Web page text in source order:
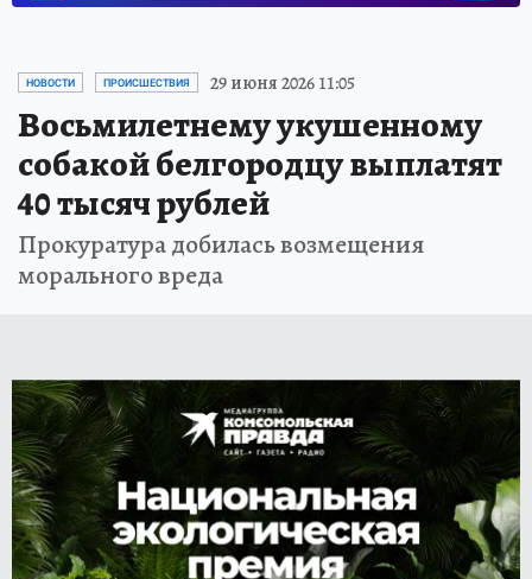
НОВОСТИ ПРОИСШЕСТВИЯ 29 июня 2026 11:05
Восьмилетнему укушенному
собакой белгородцу выплатят
40 тысяч рублей
Прокуратура добилась возмещения
морального вреда